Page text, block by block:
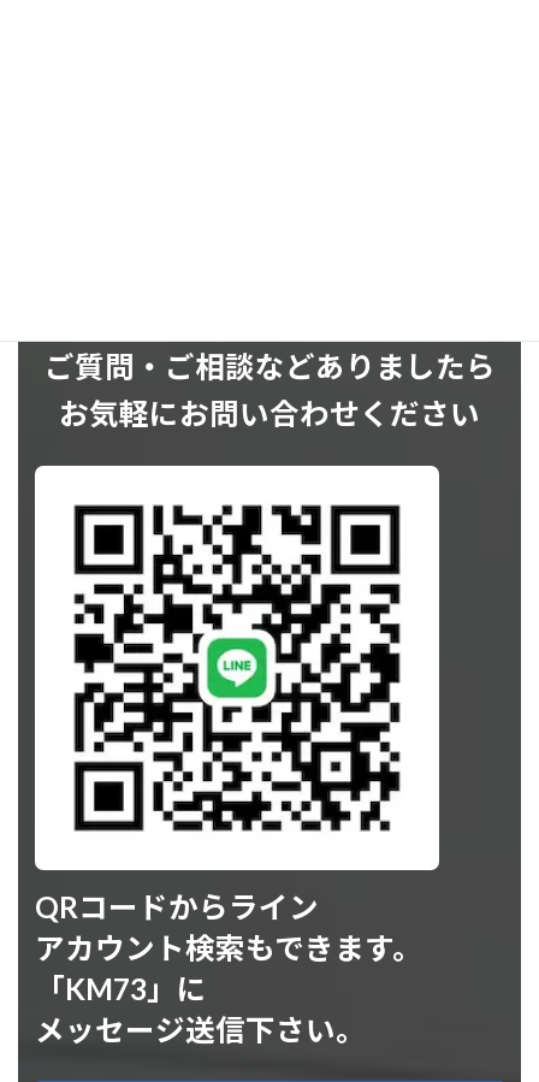
ご質問・ご相談などありましたら
お気軽にお問い合わせください
QRコードからライン
アカウント検索もできます。
「KM73」に
メッセージ送信下さい。